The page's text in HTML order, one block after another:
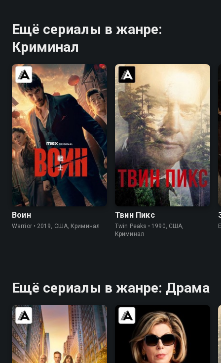
Ещё сериалы в жанре:
Криминал
8.2 8.4
Воин
Warrior • 2019, США, Криминал
8.4 8.7
Твин Пикс
Twin Peaks • 1990, США,
Криминал
Ещё сериалы в жанре: Драма